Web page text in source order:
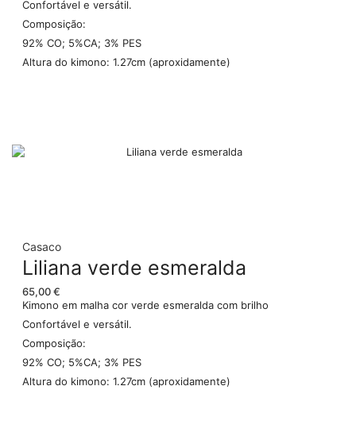
Confortável e versátil.
Composição:
92% CO; 5%CA; 3% PES
Altura do kimono: 1.27cm (aproxidamente)
Casaco
Liliana verde esmeralda
65,00€
Kimono em malha cor verde esmeralda com brilho
Confortável e versátil.
Composição:
92% CO; 5%CA; 3% PES
Altura do kimono: 1.27cm (aproxidamente)